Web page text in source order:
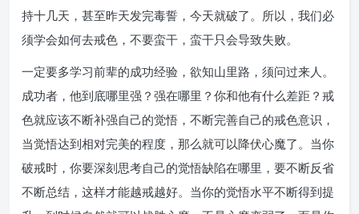
持十几天，甚至昨天发完毒誓，今天就破了。所以，我们必
须学会如何去戒色，不要蛮干，蛮干只会导致失败。
一定要多学习前辈的成功经验，欲知山里路，须问过来人。
成功者，他到底哪里强？强在哪里？你和他有什么差距？戒
色就应该不断补强自己的觉悟，不断完善自己的戒色意识，
当觉悟达到相对完美的程度，那么就可以降伏心魔了。当你
破戒时，你要深刻思考自己的觉悟缺陷在哪里，要不断反省
不断总结，这样才能越戒越好。当你的觉悟水平不断得到提